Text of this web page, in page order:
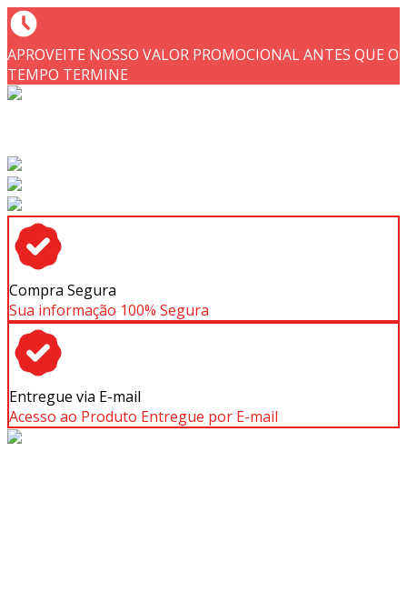
APROVEITE NOSSO VALOR PROMOCIONAL ANTES QUE O
TEMPO TERMINE
Compra Segura
Sua informação 100% Segura
Entregue via E-mail
Acesso ao Produto Entregue por E-mail